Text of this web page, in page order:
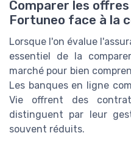
Comparer les
Fortuneo face à la
Lorsque l'on évalue
essentiel de la
marché pour bien
Les banques en ligne
Vie offrent des
distinguent par leur
souvent réduits.